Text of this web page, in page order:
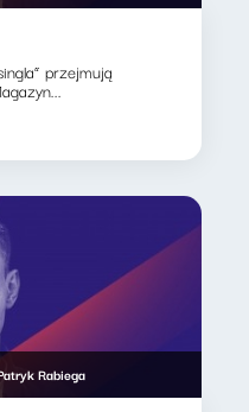
przejmują
Rabiega